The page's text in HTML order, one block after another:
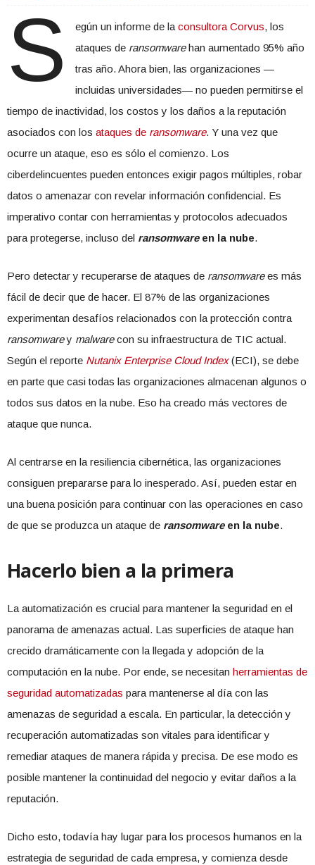
S egún un informe de la consultora Corvus, los
ataques de ransomwarehan aumentado 95% año
tras año. Ahora bien, las organizaciones —
incluidas universidades— no pueden permitirse el
tiempo de inactividad, los costos y los daños a la reputación
asociados con los ataques de ransomware. Y una vez que
ocurre un ataque, eso es sólo el comienzo. Los
ciberdelincuentes pueden entonces exigir pagos múltiples, robar
datos o amenazar con revelar información confidencial. Es
imperativo contar con herramientas y protocolos adecuados
para protegerse, incluso del ransomwareen la nube.
Pero detectar y recuperarse de ataques de ransomwarees más
fácil de decir que de hacer. El 87% de las organizaciones
experimentan desafíos relacionados con la protección contra
ransomwarey malwarecon su infraestructura de TIC actual.
Según el reporte Nutanix Enterprise Cloud Index(ECI), se debe
en parte que casi todas las organizaciones almacenan algunos o
todos sus datos en la nube. Eso ha creado más vectores de
ataque que nunca.
Al centrarse en la resiliencia cibernética, las organizaciones
consiguen prepararse para lo inesperado. Así, pueden estar en
una buena posición para continuar con las operaciones en caso
de que se produzca un ataque de ransomwareen la nube.
Hacerlo bien a la primera
La automatización es crucial para mantener la seguridad en el
panorama de amenazas actual. Las superficies de ataque han
crecido dramáticamente con la llegada y adopción de la
computación en la nube. Por ende, se necesitan herramientas de
seguridad automatizadas para mantenerse al día con las
amenazas de seguridad a escala. En particular, la detección y
recuperación automatizadas son vitales para identificar y
remediar ataques de manera rápida y precisa. De ese modo es
posible mantener la continuidad del negocio y evitar daños a la
reputación.
Dicho esto, todavía hay lugar para los procesos humanos en la
estrategia de seguridad de cada empresa, y comienza desde